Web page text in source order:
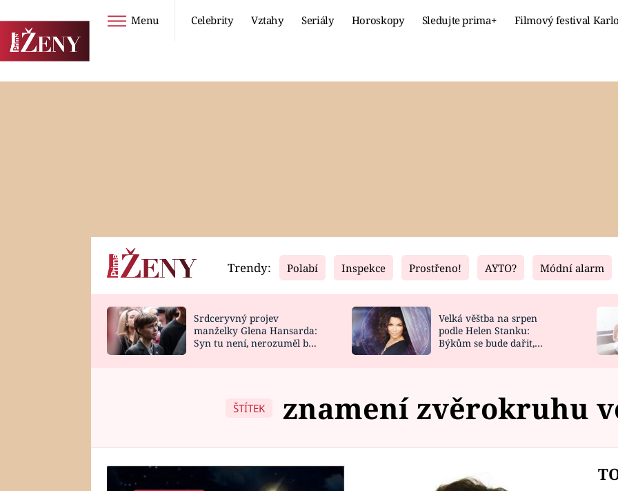
Menu Celebrity Vztahy Seriály Horoskopy Sledujte prima+ Filmový festival
Horoskopy
HOROSKOP NA
Video
CELEBRITY
VAŘENÍ
Fresh
NOVINKY
VIDEORECEPTY
Living
DESIGN
Trendy: Polabí Inspekce Prostřeno! AYTO? Módní alarm
Srdceryvný projev
manželky Glena Hansarda:
Syn tu není, nerozuměl by
Velká věštba na srpen
podle Helen Stanku:
Býkům se bude dařit,
ŠTÍTEK znamení zvěrokruhu